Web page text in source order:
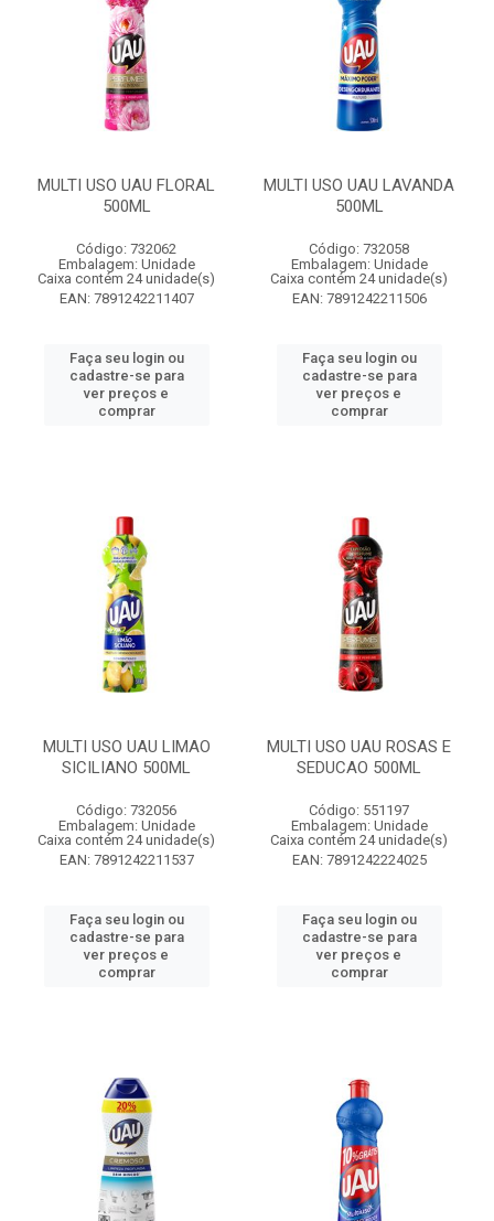
MULTI USO UAU FLORAL
500ML
Código: 732062
Embalagem: Unidade
Caixa contém 24 unidade(s)
EAN: 7891242211407
Faça seu login ou
cadastre-se para
ver preços e
comprar
MULTI USO UAU LAVANDA
500ML
Código: 732058
Embalagem: Unidade
Caixa contém 24 unidade(s)
EAN: 7891242211506
Faça seu login ou
cadastre-se para
ver preços e
comprar
MULTI USO UAU LIMAO
SICILIANO 500ML
Código: 732056
Embalagem: Unidade
Caixa contém 24 unidade(s)
EAN: 7891242211537
Faça seu login ou
cadastre-se para
ver preços e
comprar
MULTI USO UAU ROSAS E
SEDUCAO 500ML
Código: 551197
Embalagem: Unidade
Caixa contém 24 unidade(s)
EAN: 7891242224025
Faça seu login ou
cadastre-se para
ver preços e
comprar